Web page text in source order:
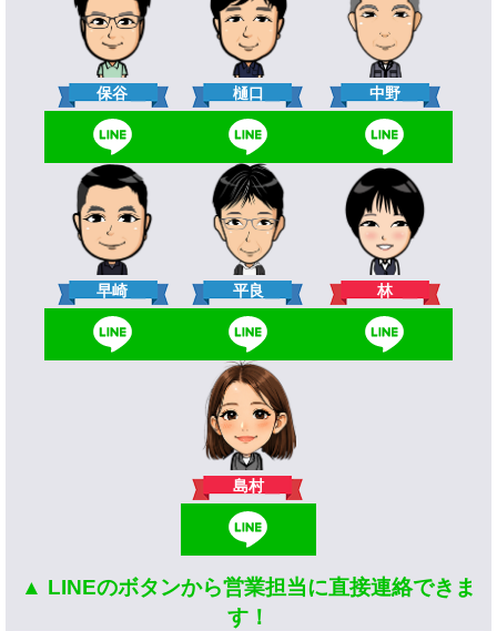
保谷 樋口 中野
早崎 平良 林
島村
▲ LINEのボタンから営業担当に直接連絡できま
す！